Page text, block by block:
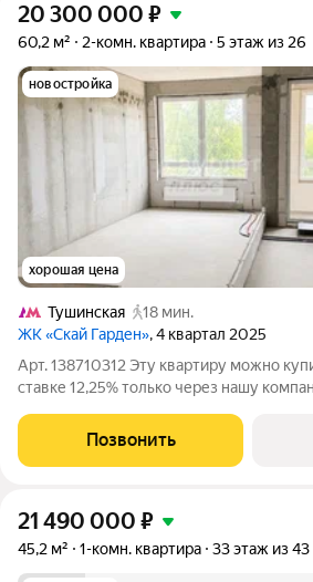
20 300 000 ₽
60,2 м² 2-комн. квартира 5 этаж из 26
новостройка
хорошая цена
Тушинская
18 мин.
ЖК «Скай Гарден», 4 квартал 2025
Арт. 138710312 Эту квартиру можно
ставке 12,25% только через нашу
окнами на две стороны и возможностью
полностью под свои задачи. Что
Позвонить
21 490 000 ₽
45,2 м² 1-комн. квартира 33 этаж из 43